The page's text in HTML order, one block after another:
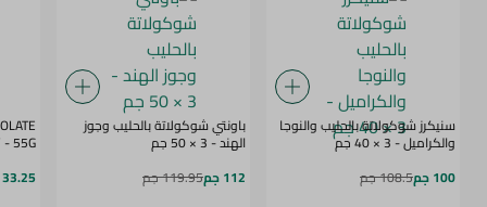
سنيكرز شوكولاتة بالحليب والنوجا
والكراميل - 3 × 40 جم
100 جم
108.5 جم
باونتي شوكولاتة بالحليب وجوز
الهند - 3 × 50 جم
112 جم
119.95 جم
BERRY - 55G
33.25 جم